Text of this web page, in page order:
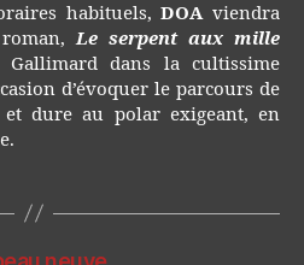
101
habituels,DOAviendra
Le serpent aux mille
dans la cultissime
d’évoquer le parcours de
et dure au polar exigeant, en